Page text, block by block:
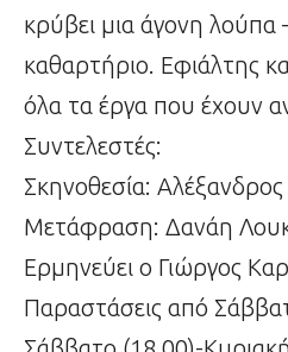
κρύβει μια άγονη λούπα
καθαρτήριο. Εφιάλτης
όλα τα έργα που έχουν
Συντελεστές:
Σκηνοθεσία:
Μετάφραση: Δανάη
Ερμηνεύει ο Γιώργος
Παραστάσεις από